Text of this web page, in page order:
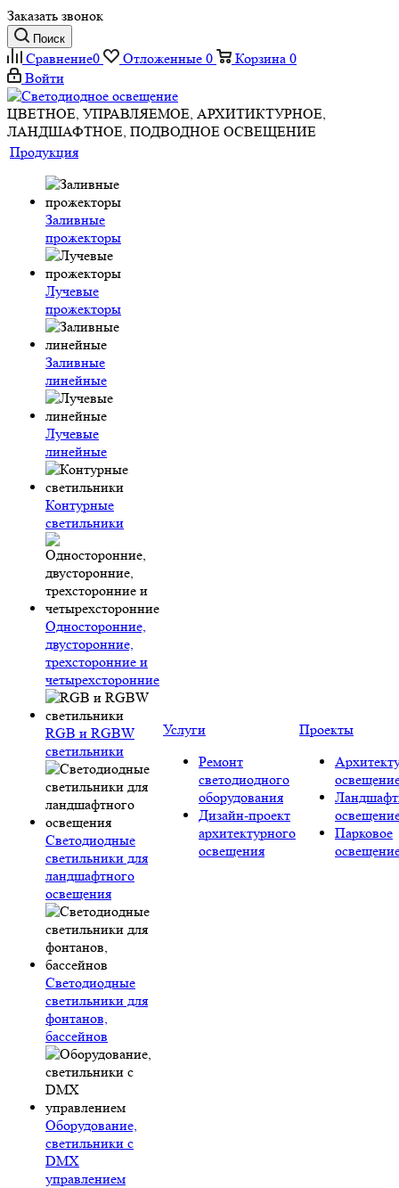
Заказать звонок
Поиск
Сравнение0 Отложенные 0 Корзина 0
Войти
ЦВЕТНОЕ, УПРАВЛЯЕМОЕ, АРХИТИКТУРНОЕ,
ЛАНДШАФТНОЕ, ПОДВОДНОЕ ОСВЕЩЕНИЕ
Продукция
Заливные
прожекторы
Лучевые
прожекторы
Заливные
линейные
Лучевые
линейные
Контурные
светильники
Односторонние,
двусторонние,
трехсторонние и
четырехсторонние
RGB и RGBW
светильники
Светодиодные
светильники для
ландшафтного
освещения
Светодиодные
светильники для
фонтанов,
бассейнов
Оборудование,
светильники с
DMX
управлением
Услуги
Ремонт
светодиодного
оборудования
Дизайн-проект
архитектурного
освещения
Проекты
Парковое